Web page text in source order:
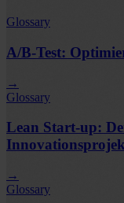
Glossary
A/B-Test:
→
Glossary
Lean Start-up:
→
Glossary